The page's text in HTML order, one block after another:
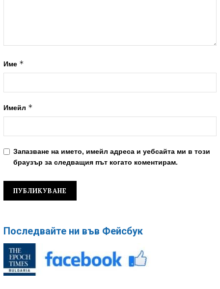
Име *
Имейл *
Запазване на името, имейл адреса и уебсайта ми в този
браузър за следващия път когато коментирам.
Последвайте ни във Фейсбук